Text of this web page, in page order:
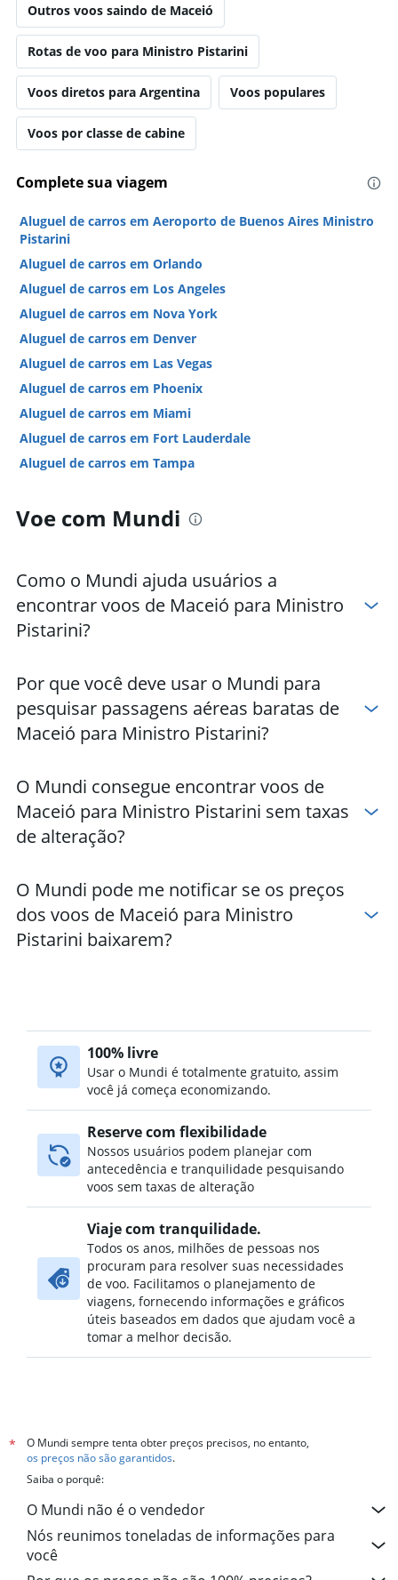
Outros voos saindo de Maceió
Rotas de voo para Ministro Pistarini
Voos diretos para Argentina Voos populares
Voos por classe de cabine
Complete sua viagem
Aluguel de carros em Aeroporto de Buenos Aires Ministro
Pistarini
Aluguel de carros em Orlando
Aluguel de carros em Los Angeles
Aluguel de carros em Nova York
Aluguel de carros em Denver
Aluguel de carros em Las Vegas
Aluguel de carros em Phoenix
Aluguel de carros em Miami
Aluguel de carros em Fort Lauderdale
Aluguel de carros em Tampa
Aluguel de carros em San Juan
Hotéis em Chicago
Hotéis em Orlando
Hotéis em Cancún
Hotéis em San Diego
Hotéis em Miami
Hotéis em Punta Cana
Hotéis em Key West
Hotéis em Tóquio
Voe com Mundi
Como o Mundi ajuda usuários a
encontrar voos de Maceió para Ministro
Pistarini?
Por que você deve usar o Mundi para
pesquisar passagens aéreas baratas de
Maceió para Ministro Pistarini?
O Mundi consegue encontrar voos de
Maceió para Ministro Pistarini sem taxas
de alteração?
O Mundi pode me notificar se os preços
dos voos de Maceió para Ministro
Pistarini baixarem?
100% livre
Usar o Mundi é totalmente gratuito, assim
você já começa economizando.
Reserve com flexibilidade
Nossos usuários podem planejar com
antecedência e tranquilidade pesquisando
voos sem taxas de alteração
Viaje com tranquilidade.
Todos os anos, milhões de pessoas nos
procuram para resolver suas necessidades
de voo. Facilitamos o planejamento de
viagens, fornecendo informações e gráficos
úteis baseados em dados que ajudam você a
tomar a melhor decisão.
*
O Mundi sempre tenta obter preços precisos, no entanto,
os preços não são garantidos.
Saiba o porquê:
O Mundi não é o vendedor
Nós reunimos toneladas de informações para
você